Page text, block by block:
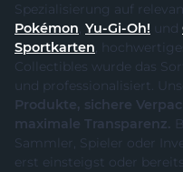
Pokémon, Yu-Gi-Oh! und
Sportkarten ,
Collectibles wurde das Sortiment
und
Produkte, sichere Verpackung, schneller Versand und
maximale Transparenz. Bei
Sammler, Spieler oder Investor ein –
erst einsteigst oder bereits ein